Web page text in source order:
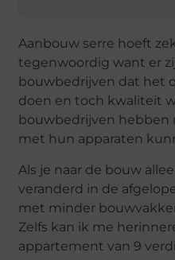
Aanbouw serre hoeft
tegenwoordig want er
bouwbedrijven dat het
doen en toch kwaliteit
bouwbedrijven hebben
met hun apparaten
Als je naar de bouw
veranderd in de
met minder
Zelfs kan ik me
appartement van 9